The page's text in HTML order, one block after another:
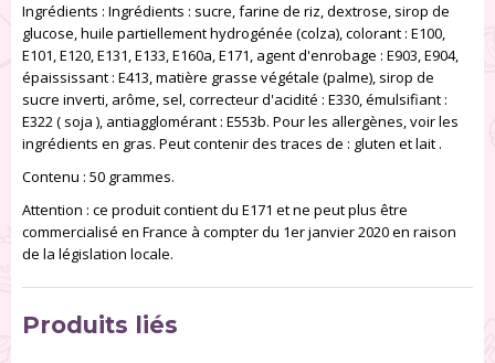
Ingrédients : Ingrédients : sucre, farine de riz, dextrose, sirop de
glucose, huile partiellement hydrogénée (colza), colorant : E100,
E101, E120, E131, E133, E160a, E171, agent d'enrobage : E903, E904,
épaississant : E413, matière grasse végétale (palme), sirop de
sucre inverti, arôme, sel, correcteur d'acidité : E330, émulsifiant :
E322 ( soja ), antiagglomérant : E553b. Pour les allergènes, voir les
ingrédients en gras. Peut contenir des traces de : gluten et lait .
Contenu : 50 grammes.
Attention : ce produit contient du E171 et ne peut plus être
commercialisé en France à compter du 1er janvier 2020 en raison
de la législation locale.
Produits liés